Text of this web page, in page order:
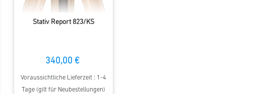
Stativ Report 823/KS
340,00 €
Voraussichtliche Lieferzeit : 1-4
Tage (gilt für Neubestellungen)